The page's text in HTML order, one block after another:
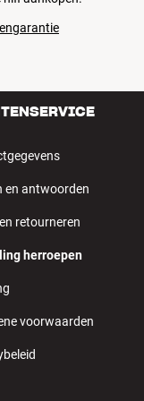
en antwoorden
retourneren
herroepen
voorwaarden